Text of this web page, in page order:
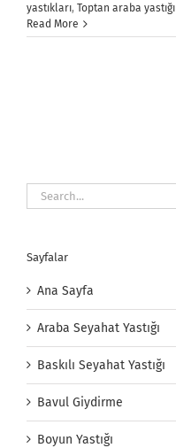
yastıkları, Toptan araba yastığı
Read More
Search
for:
Sayfalar
Ana Sayfa
Araba Seyahat Yastığı
Baskılı Seyahat Yastığı
Bavul Giydirme
Boyun Yastığı